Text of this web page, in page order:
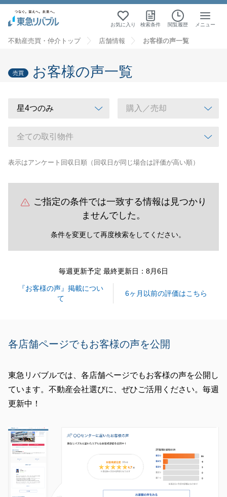
お気に入り 検索条件 閲覧履歴 メニュー
不動産売買・仲介トップ 店舗情報 お客様の声一覧
売買 お客様の声一覧
表示はアンケート回収日順（回収日が同じ場合は評価が高い順）
ご指定の条件では一致する情報は見つかり
ませんでした。
条件を変更して再度検索をしてください。
毎週更新予定 最終更新日：8月6日
『お客様の声』掲載につい
て
6ヶ月以前の評価はこちら
各店舗ページでもお客様の声を公開
東急リバブルでは、各店舗ページでもお客様の声を公開し
ています。不動産会社選びに、ぜひご活用ください。毎週
更新中！